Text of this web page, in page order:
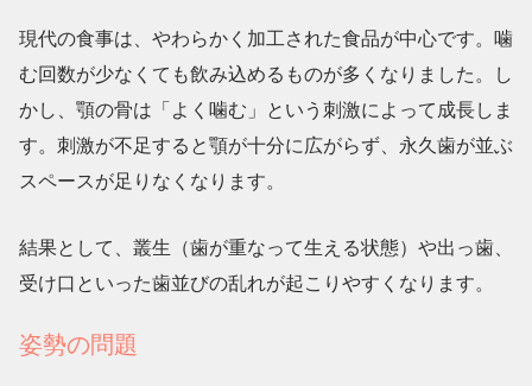
現代の食事は、やわらかく加工された食品が中心です。噛
む回数が少なくても飲み込めるものが多くなりました。し
かし、顎の骨は「よく噛む」という刺激によって成長しま
す。刺激が不足すると顎が十分に広がらず、永久歯が並ぶ
スペースが足りなくなります。
結果として、叢生（歯が重なって生える状態）や出っ歯、
受け口といった歯並びの乱れが起こりやすくなります。
姿勢の問題